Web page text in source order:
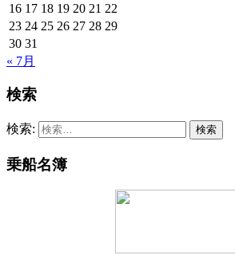
16 17 18 19 20 21 22
23 24 25 26 27 28 29
30 31
« 7月
検索
検索:
乗船名簿